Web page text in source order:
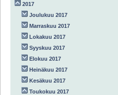
2017
Joulukuu 2017
Marraskuu 2017
Lokakuu 2017
Syyskuu 2017
Elokuu 2017
Heinäkuu 2017
Kesäkuu 2017
Toukokuu 2017